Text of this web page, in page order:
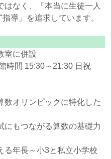
はなく、「本当に生徒一人
導」を追求しています。
室に併設
館時間 15:30～21:30 日祝
数オリンピックに特化した
にもつながる算数の基礎力
る年長～小3と私立小学校